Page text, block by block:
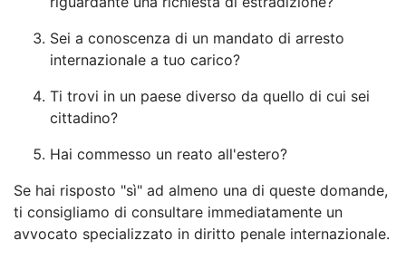
Sei a conoscenza di un mandato di arresto
internazionale a tuo carico?
Ti trovi in un paese diverso da quello di cui sei
cittadino?
Hai commesso un reato all'estero?
Se hai risposto "sì" ad almeno una di queste domande,
ti consigliamo di consultare immediatamente un
avvocato specializzato in diritto penale internazionale.